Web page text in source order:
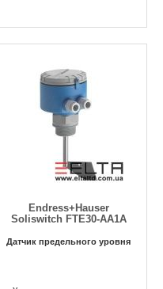
Endress+Hauser
Soliswitch FTE30-AA1A
Датчик предельного уровня